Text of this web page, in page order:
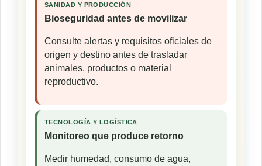
SANIDAD Y PRODUCCIÓN
Bioseguridad antes de movilizar
Consulte alertas y requisitos oficiales de
origen y destino antes de trasladar
animales, productos o material
reproductivo.
TECNOLOGÍA Y LOGÍSTICA
Monitoreo que produce retorno
Medir humedad, consumo de agua,